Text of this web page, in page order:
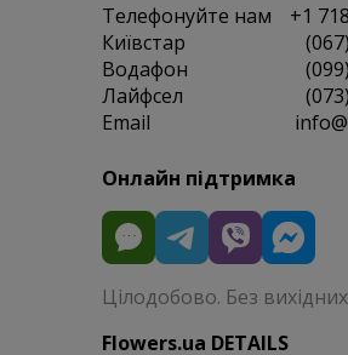
Телефонуйте нам
+1
Київстар
Водафон
Лайфсел
Email
Онлайн підтримка
Цілодобово. Без вихідних
Flowers.ua DETAILS